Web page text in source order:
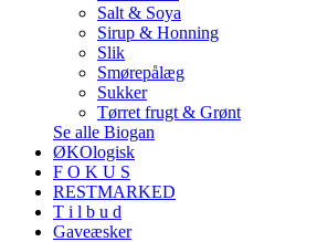
Salt & Soya
Sirup & Honning
Slik
Smørepålæg
Sukker
Tørret frugt & Grønt
Se alle Biogan
ØKOlogisk
F O K U S
RESTMARKED
T i l b u d
Gaveæsker